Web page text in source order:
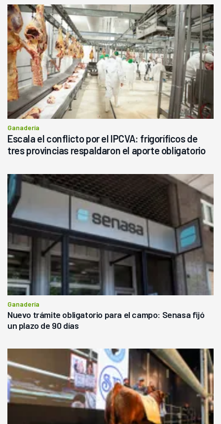
Ganadería
Escala el conflicto por el IPCVA: frigoríficos de
tres provincias respaldaron el aporte obligatorio
Ganadería
Nuevo trámite obligatorio para el campo: Senasa fijó
un plazo de 90 días